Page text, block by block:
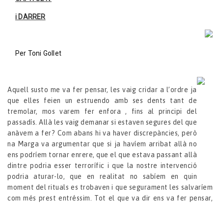
i DARRER
Per Toni Gollet
Aquell susto me va fer pensar, les vaig cridar a l’ordre ja
que elles feien un estruendo amb ses dents tant de
tremolar, mos varem fer enfora , fins al principi del
passadís. Allà les vaig demanar si estaven segures del que
anàvem a fer? Com abans hi va haver discrepàncies, però
na Marga va argumentar que si ja havíem arribat allà no
ens podríem tornar enrere, que el que estava passant allà
dintre podria esser terrorífic i que la nostre intervenció
podria aturar-lo, que en realitat no sabíem en quin
moment del rituals es trobaven i que segurament les salvaríem
com més prest entréssim. Tot el que va dir ens va fer pensar,